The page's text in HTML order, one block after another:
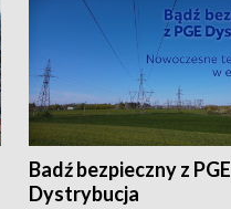
Badź bezpieczny z PGE
Dystrybucja